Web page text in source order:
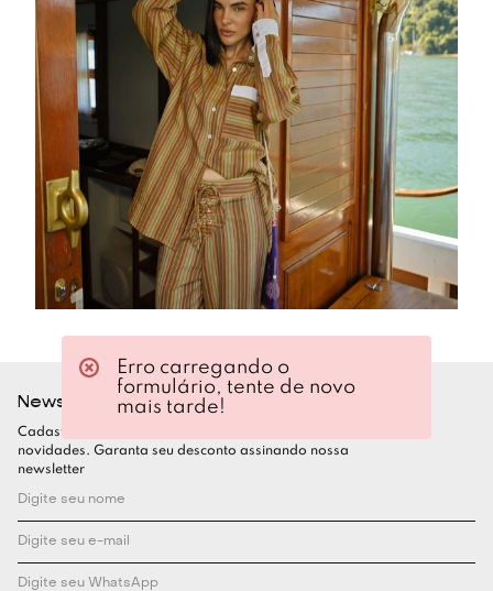
Newsletter
Cadastre-se para ficar por dentro de todas as nossas
novidades. Garanta seu desconto assinando nossa
newsletter
Erro carregando o
formulário, tente de novo
mais tarde!